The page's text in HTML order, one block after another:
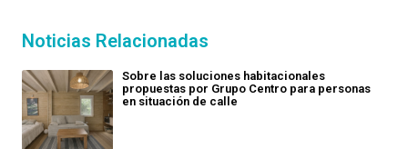
Noticias Relacionadas
Sobre las soluciones habitacionales
propuestas por Grupo Centro para personas
en situación de calle